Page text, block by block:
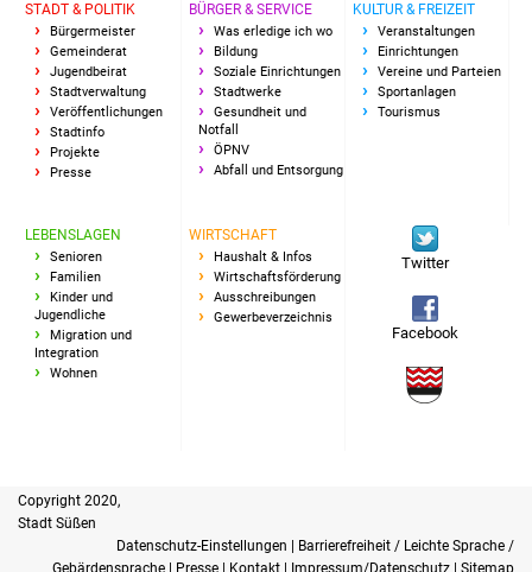
Gewerbe - Selbsteintrag
STADT & POLITIK
Bürgermeister
Gemeinderat
Jugendbeirat
Stadtverwaltung
Veröffentlichungen
Stadtinfo
Projekte
Presse
BÜRGER & SERVICE
Was erledige ich wo
Bildung
Soziale Einrichtungen
Stadtwerke
Gesundheit und
Notfall
ÖPNV
Abfall und Entsorgung
KULTUR & FREIZEIT
Veranstaltungen
Einrichtungen
Vereine und Parteien
Sportanlagen
Tourismus
LEBENSLAGEN
Senioren
Familien
Kinder und
Jugendliche
Migration und
Integration
Wohnen
WIRTSCHAFT
Haushalt & Infos
Wirtschaftsförderung
Ausschreibungen
Gewerbeverzeichnis
Twitter
Facebook
Copyright 2020,
Stadt Süßen
Datenschutz-Einstellungen | Barrierefreiheit / Leichte Sprache /
Gebärdensprache | Presse | Kontakt | Impressum/Datenschutz | Sitemap